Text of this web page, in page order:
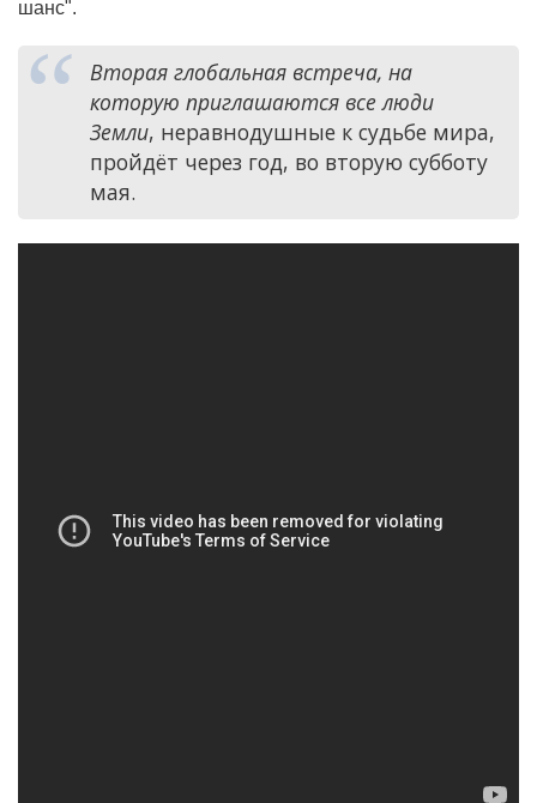
шанс".
Вторая глобальная встреча, на
которую приглашаются все люди
Земли, неравнодушные к судьбе мира,
пройдёт через год, во вторую субботу
мая.